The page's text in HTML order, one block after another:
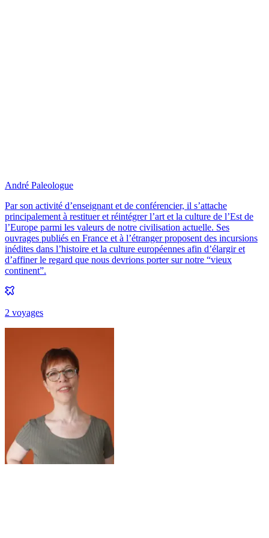
André Paleologue
Par son activité d’enseignant et de conférencier, il s’attache
principalement à restituer et réintégrer l’art et la culture de l’Est de
l’Europe parmi les valeurs de notre civilisation actuelle. Ses
ouvrages publiés en France et à l’étranger proposent des incursions
inédites dans l’histoire et la culture européennes afin d’élargir et
d’affiner le regard que nous devrions porter sur notre “vieux
continent”.
2 voyages